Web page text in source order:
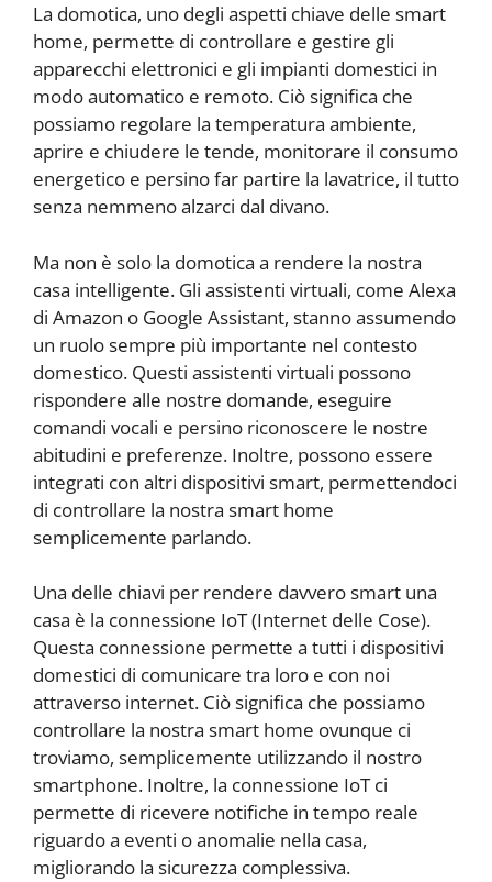
La domotica, uno degli aspetti chiave delle smart
home, permette di controllare e gestire gli
apparecchi elettronici e gli impianti domestici in
modo automatico e remoto. Ciò significa che
possiamo regolare la temperatura ambiente,
aprire e chiudere le tende, monitorare il consumo
energetico e persino far partire la lavatrice, il tutto
senza nemmeno alzarci dal divano.
Ma non è solo la domotica a rendere la nostra
casa intelligente. Gli assistenti virtuali, come Alexa
di Amazon o Google Assistant, stanno assumendo
un ruolo sempre più importante nel contesto
domestico. Questi assistenti virtuali possono
rispondere alle nostre domande, eseguire
comandi vocali e persino riconoscere le nostre
abitudini e preferenze. Inoltre, possono essere
integrati con altri dispositivi smart, permettendoci
di controllare la nostra smart home
semplicemente parlando.
Una delle chiavi per rendere davvero smart una
casa è la connessione IoT (Internet delle Cose).
Questa connessione permette a tutti i dispositivi
domestici di comunicare tra loro e con noi
attraverso internet. Ciò significa che possiamo
controllare la nostra smart home ovunque ci
troviamo, semplicemente utilizzando il nostro
smartphone. Inoltre, la connessione IoT ci
permette di ricevere notifiche in tempo reale
riguardo a eventi o anomalie nella casa,
migliorando la sicurezza complessiva.